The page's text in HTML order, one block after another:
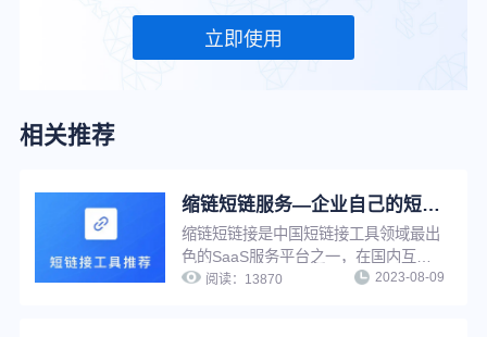
立即使用
相关推荐
缩链短链服务—企业自己的短链接系统
缩链短链接是中国短链接工具领域最出
色的SaaS服务平台之一，在国内互联
网营销工具服务领域占有一席之地，功
阅读： 13870 2023-08-09